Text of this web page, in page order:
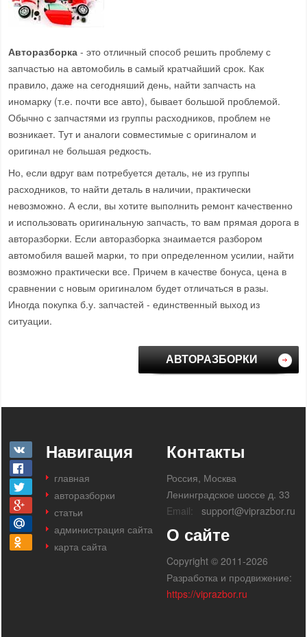
Авторазборка - это отличный способ решить проблему с
запчастью на автомобиль в самый кратчайший срок. Как
правило, даже на сегодняший день, найти запчасть на
иномарку (т.е. почти все авто), бывает большой проблемой.
Обычно с запчастями из группы расходников, проблем не
возникает. Тут и аналоги совместимые с оригиналом и
оригинал не большая редкость.
Но, если вдруг вам потребуется деталь, не из группы
расходников, то найти деталь в наличии, практически
невозможно. А если, вы хотите выполнить ремонт качественно
и использовать оригинальную запчасть, то вам прямая дорога в
авторазборки. Если авторазборка знаимается разбором
автомобиля вашей марки, то при определенном усилии, найти
возможно практически все. Причем в качестве бонуса, цена в
сравнении с новым оригиналом будет отличаться в разы.
Иногда покупка б.у. запчастей - единственный выход из
ситуации.
АВТОРАЗБОРКИ
Навигация
главная
авторазборки
статьи
администрация сайта
карта сайта
Контакты
Россия, Москва
Ленинградское шоссе д. 33
Email:
support@viprazbor.ru
О сайте
Copyright © 2011-2026
Разработка и продвижение:
https://viprazbor.ru